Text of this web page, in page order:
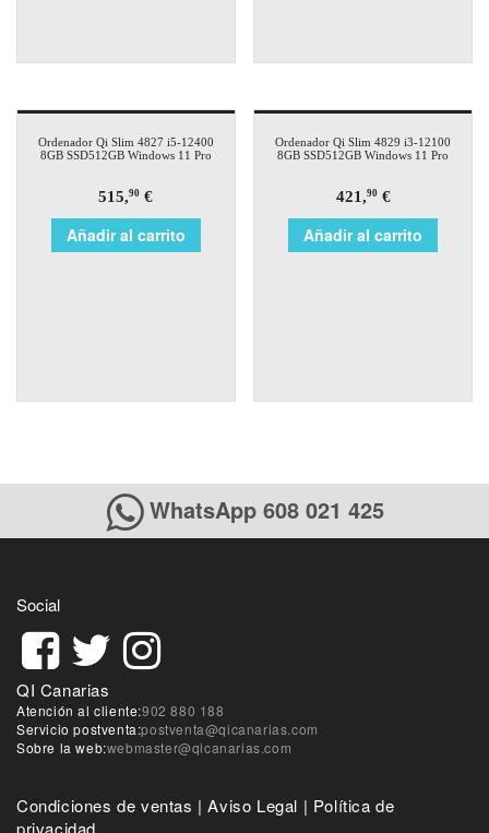
Ordenador Qi Slim 4827 i5-12400
8GB SSD512GB Windows 11 Pro
515,90 €
Añadir al carrito
Ordenador Qi Slim 4829 i3-12100
8GB SSD512GB Windows 11 Pro
421,90€
Añadir al carrito
WhatsApp 608 021 425
Social
QI Canarias
Atención al cliente:902 880 188
Servicio postventa:postventa@qicanarias.com
Sobre la web:webmaster@qicanarias.com
Condiciones de ventas |Aviso Legal | Política de